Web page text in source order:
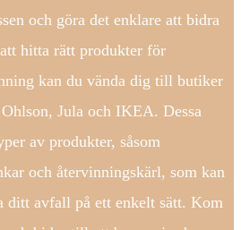
och göra det enklare att bidra
hitta rätt produkter för
kan du vända dig till butiker
Jula och IKEA. Dessa
av produkter, såsom
och återvinningskärl, som kan
ditt avfall på ett enkelt sätt. Kom